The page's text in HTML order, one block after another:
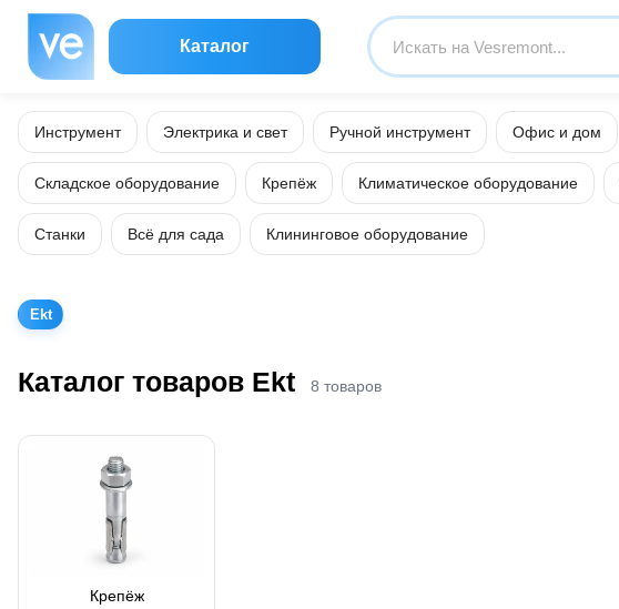
Каталог
Инструмент Электрика и свет Ручной инструмент Офис и дом
Складское оборудование Крепёж Климатическое оборудование
Станки Всё для сада Клининговое оборудование
Ekt
Каталог товаров Ekt 8 товаров
Крепёж